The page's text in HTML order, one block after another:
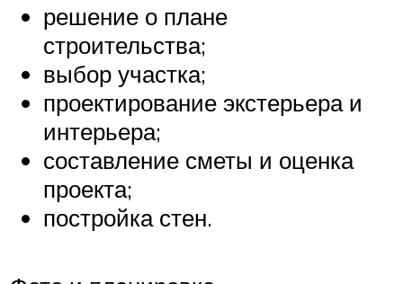
решение о плане
строительства;
выбор участка;
проектирование экстерьера и
интерьера;
составление сметы и оценка
проекта;
постройка стен.